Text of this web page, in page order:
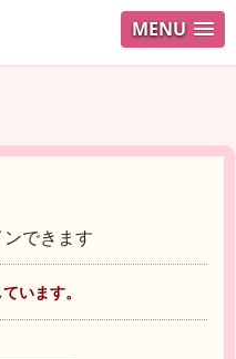
MENU
できます
います。